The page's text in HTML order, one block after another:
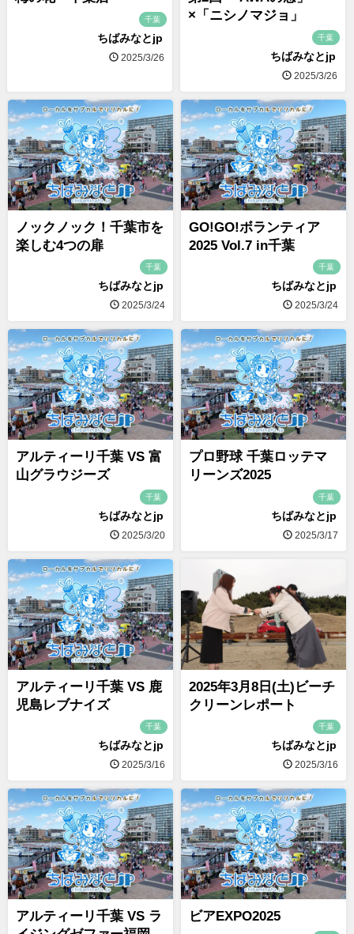
千葉
ちばみなとjp
2025/3/26
×「ニシノマジョ」
千葉
ちばみなとjp
2025/3/26
ノックノック！千葉市を
楽しむ4つの扉
千葉
ちばみなとjp
2025/3/24
GO!GO!ボランティア
2025 Vol.7 in千葉
千葉
ちばみなとjp
2025/3/24
アルティーリ千葉 VS 富
山グラウジーズ
千葉
ちばみなとjp
2025/3/20
プロ野球 千葉ロッテマ
リーンズ2025
千葉
ちばみなとjp
2025/3/17
アルティーリ千葉 VS 鹿
児島レブナイズ
千葉
ちばみなとjp
2025/3/16
2025年3月8日(土)ビーチ
クリーンレポート
千葉
ちばみなとjp
2025/3/16
アルティーリ千葉 VS ラ
ビアEXPO2025